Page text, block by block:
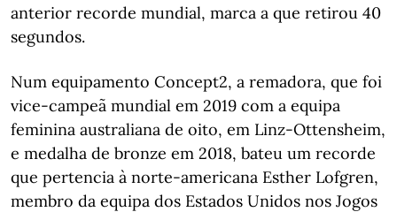
anterior recorde mundial, marca a que retirou 40
segundos.
Num equipamento Concept2, a remadora, que foi
vice-campeã mundial em 2019 com a equipa
feminina australiana de oito, em Linz-Ottensheim,
e medalha de bronze em 2018, bateu um recorde
que pertencia à norte-americana Esther Lofgren,
membro da equipa dos Estados Unidos nos Jogos